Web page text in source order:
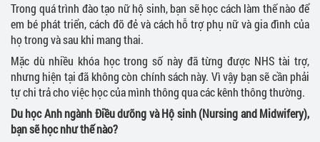
Trong quá trình đào tạo nữ hộ sinh, bạn sẽ học cách làm thế nào để
em bé phát triển, cách đỡ đẻ và cách hỗ trợ phụ nữ và gia đình của
họ trong và sau khi mang thai.
Mặc dù nhiều khóa học trong số này đã từng được NHS tài trợ,
nhưng hiện tại đã không còn chính sách này. Vì vậy bạn sẽ cần phải
tự chi trả cho việc học của mình thông qua các kênh thông thường.
Du học Anh ngành Điều dưỡng và Hộ sinh (Nursing and Midwifery),
bạn sẽ học như thế nào?